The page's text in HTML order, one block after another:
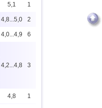
5,1 1
4,8...5,0 2
4,0...4,9 6
4,2...4,8 3
4,8 1